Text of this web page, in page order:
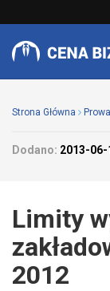
Strona Główna
Dodano: 2013-06-
Limity
2012